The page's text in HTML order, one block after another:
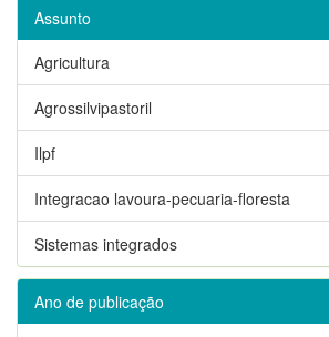
Assunto
Agricultura
Agrossilvipastoril
Ilpf
Integracao lavoura-pecuaria-floresta
Sistemas integrados
Ano de publicação